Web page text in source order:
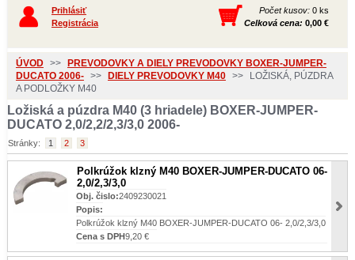
Prihlásiť
Registrácia
Počet kusov: 0 ks
Celková cena: 0,00 €
ÚVOD >>
PREVODOVKY A DIELY PREVODOVKY BOXER-JUMPER-
DUCATO 2006- >> DIELY PREVODOVKY M40 >>
LOŽISKÁ, PÚZDRA
A PODLOŽKY M40
Ložiská a púzdra M40 (3 hriadele) BOXER-JUMPER-
DUCATO 2,0/2,2/2,3/3,0 2006-
Stránky: 1 2 3
Polkrúžok klzný M40 BOXER-JUMPER-DUCATO 06-
2,0/2,3/3,0
Obj. čislo:2409230021
Popis:
Polkrúžok klzný M40 BOXER-JUMPER-DUCATO 06- 2,0/2,3/3,0
Cena s DPH9,20 €